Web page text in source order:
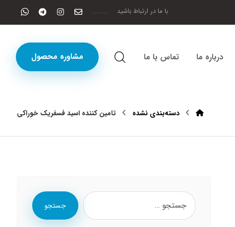
با ما در ارتباط باشید
مشاوره محصول درباره ما تماس با ما
دسته‌بندی نشده تامین کننده اسید فسفریک خوراکی
جستجو